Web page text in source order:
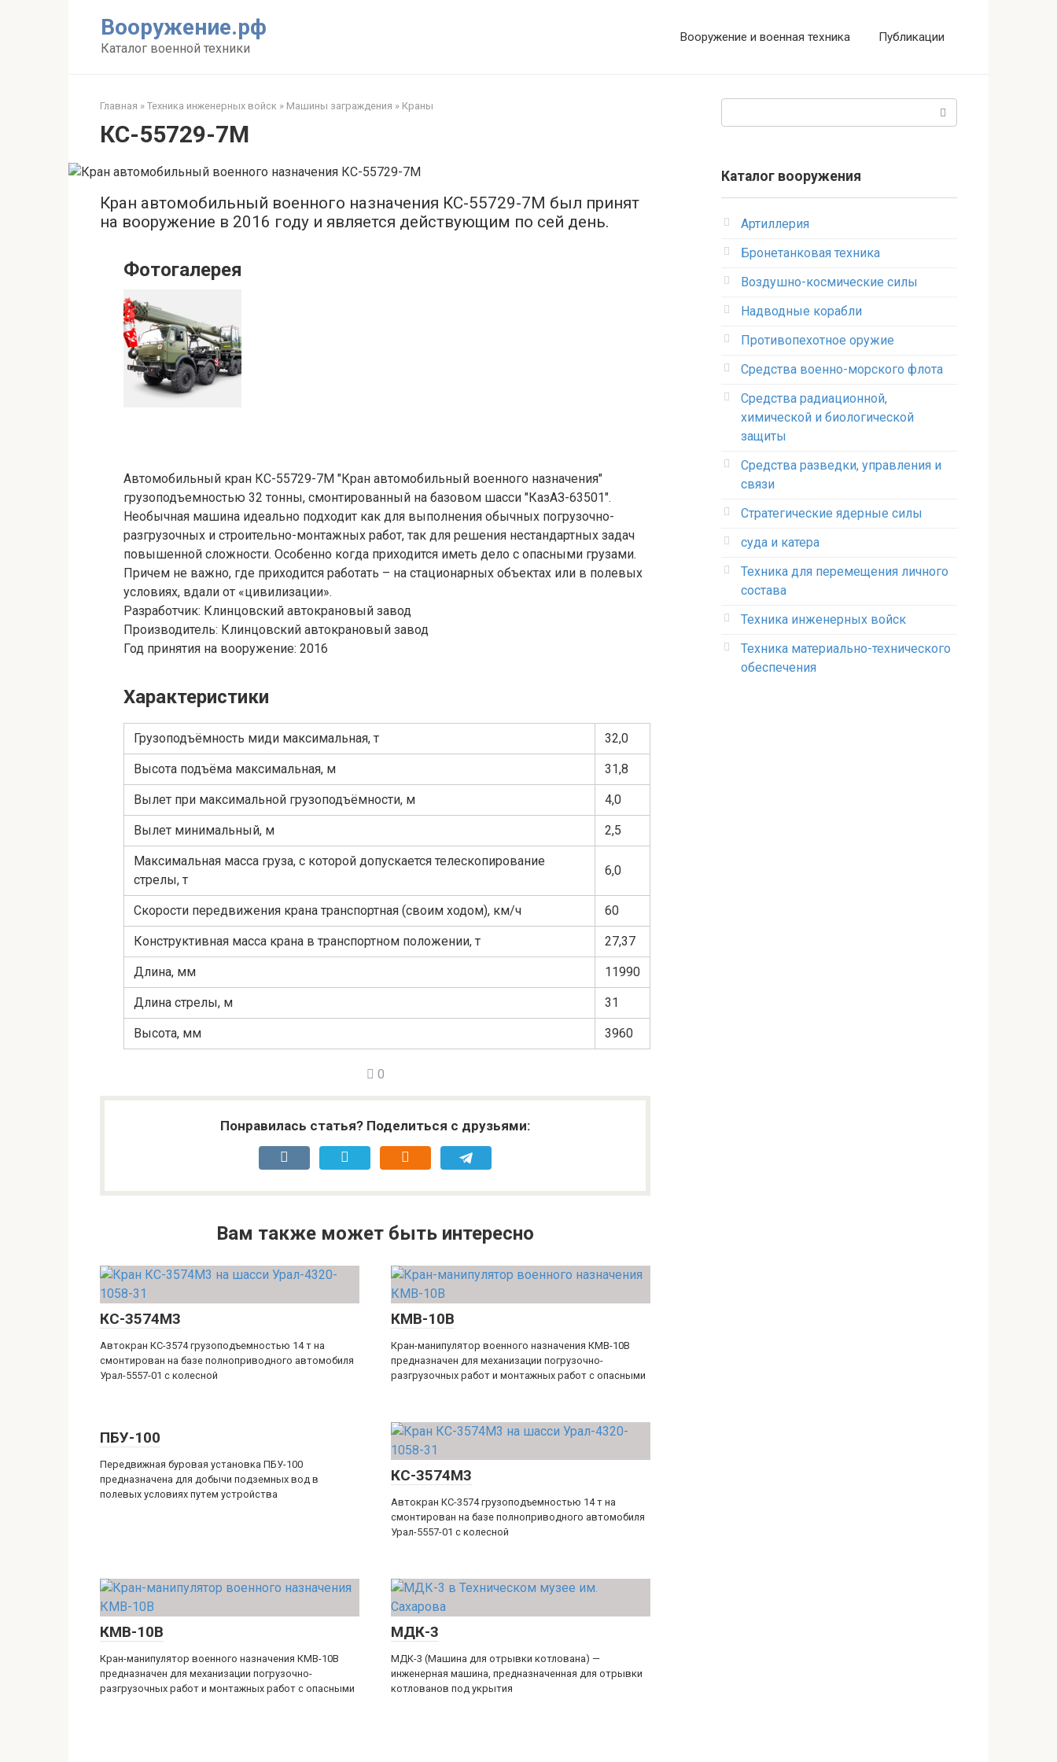
Вооружение.рф
Каталог военной техники
Вооружение и военная техника Публикации
Главная » Техника инженерных войск » Машины заграждения » Краны
КС-55729-7М
Кран автомобильный военного назначения КС-55729-7М был принят
на вооружение в 2016 году и является действующим по сей день.
Фотогалерея
Автомобильный кран КС-55729-7М "Кран автомобильный военного назначения"
грузоподъемностью 32 тонны, смонтированный на базовом шасси "КазАЗ-63501".
Необычная машина идеально подходит как для выполнения обычных погрузочно-
разгрузочных и строительно-монтажных работ, так для решения нестандартных задач
повышенной сложности. Особенно когда приходится иметь дело с опасными грузами.
Причем не важно, где приходится работать – на стационарных объектах или в полевых
условиях, вдали от «цивилизации».
Разработчик: Клинцовский автокрановый завод
Производитель: Клинцовский автокрановый завод
Год принятия на вооружение: 2016
Характеристики
Грузоподъёмность миди максимальная, т 32,0
Высота подъёма максимальная, м 31,8
Вылет при максимальной грузоподъёмности, м 4,0
Вылет минимальный, м 2,5
Максимальная масса груза, с которой допускается телескопирование
стрелы, т
6,0
Скорости передвижения крана транспортная (своим ходом), км/ч 60
Конструктивная масса крана в транспортном положении, т 27,37
Длина, мм 11990
Длина стрелы, м 31
Высота, мм 3960
0
Понравилась статья? Поделиться с друзьями:
Вам также может быть интересно
КС-3574М3
Автокран КС-3574 грузоподъемностью 14 т на
смонтирован на базе полноприводного автомобиля
Урал-5557-01 с колесной
КМВ-10В
Кран-манипулятор военного назначения КМВ-10В
предназначен для механизации погрузочно-
разгрузочных работ и монтажных работ с опасными
ПБУ-100
Передвижная буровая установка ПБУ-100
предназначена для добычи подземных вод в
полевых условиях путем устройства
КС-3574М3
Автокран КС-3574 грузоподъемностью 14 т на
смонтирован на базе полноприводного автомобиля
Урал-5557-01 с колесной
КМВ-10В
Кран-манипулятор военного назначения КМВ-10В
предназначен для механизации погрузочно-
разгрузочных работ и монтажных работ с опасными
МДК-3
МДК-3 (Машина для отрывки котлована) —
инженерная машина, предназначенная для отрывки
котлованов под укрытия
Каталог вооружения
Артиллерия
Бронетанковая техника
Воздушно-космические силы
Надводные корабли
Противопехотное оружие
Средства военно-морского флота
Средства радиационной,
химической и биологической
защиты
Средства разведки, управления и
связи
Стратегические ядерные силы
суда и катера
Техника для перемещения личного
состава
Техника инженерных войск
Техника материально-технического
обеспечения